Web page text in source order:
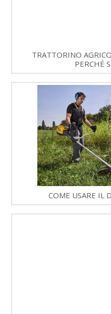
TRATTORINO
PERCHÉ
COME USARE IL